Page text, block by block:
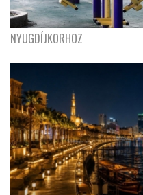
NYUGDÍJKORHOZ